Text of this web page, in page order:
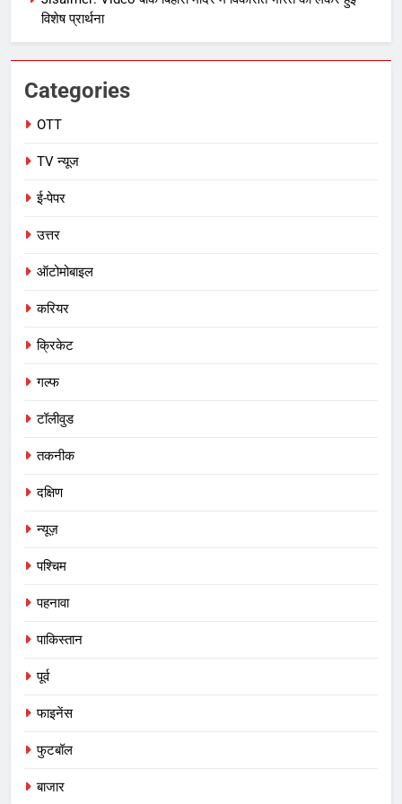
विशेष प्रार्थना
Categories
OTT
TV न्यूज
ई-पेपर
उत्तर
ऑटोमोबाइल
करियर
क्रिकेट
गल्फ
टॉलीवुड
तकनीक
दक्षिण
न्यूज़
पश्चिम
पहनावा
पाकिस्तान
पूर्व
फाइनेंस
फुटबॉल
बाजार